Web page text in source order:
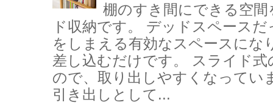
棚のすき間にできる空
ド収納です。 デッドスペース
をしまえる有効なスペースにな
差し込むだけです。 スライド
ので、取り出しやすくなってい
引き出しとして...